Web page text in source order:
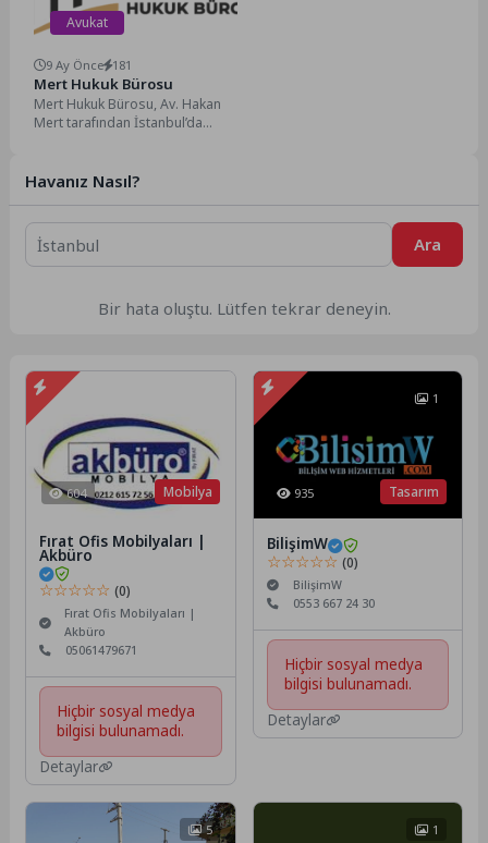
Avukat
9 Ay Önce 181
Mert Hukuk Bürosu
Mert Hukuk Bürosu, Av. Hakan
Mert tarafından İstanbul’da
Havanız Nasıl?
Ara
Bir hata oluştu. Lütfen tekrar deneyin.
Mobilya
604
Fırat Ofis Mobilyaları |
Akbüro
☆☆☆☆☆(0)
Fırat Ofis Mobilyaları |
Akbüro
05061479671
Hiçbir sosyal medya
bilgisi bulunamadı.
Detaylar
Tasarım
935
1
BilişimW
☆☆☆☆☆ (0)
BilişimW
0553 667 24 30
Hiçbir sosyal medya
bilgisi bulunamadı.
Detaylar
5 1